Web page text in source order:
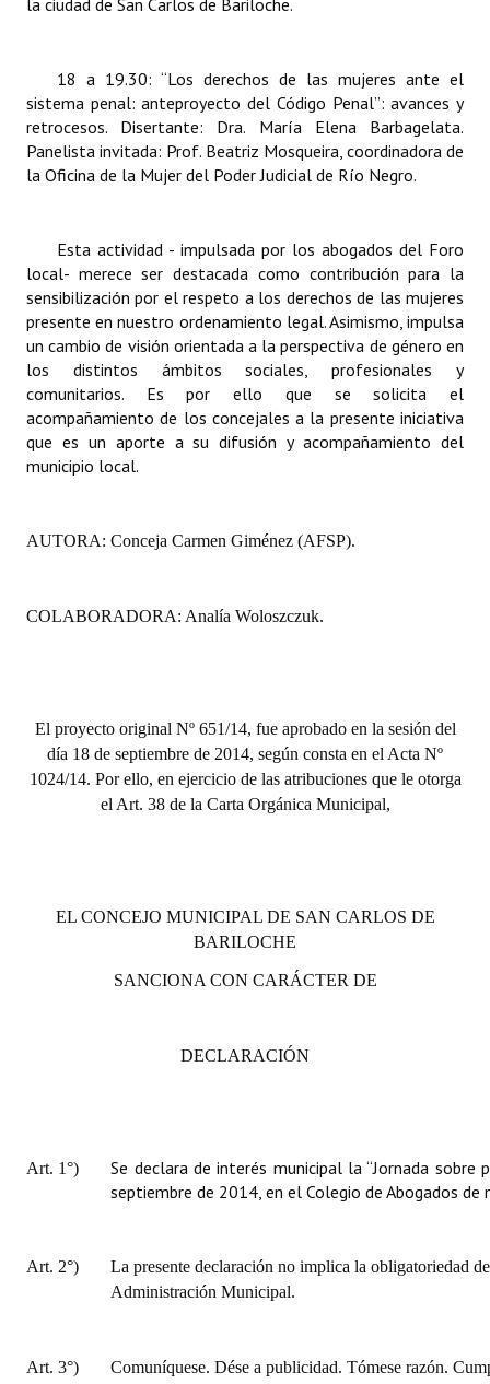
la ciudad de San Carlos de Bariloche.
18 a 19.30: “Los derechos de las mujeres ante el
sistema penal: anteproyecto del Código Penal”: avances y
retrocesos. Disertante: Dra. María Elena Barbagelata.
Panelista invitada: Prof. Beatriz Mosqueira, coordinadora de
la Oficina de la Mujer del Poder Judicial de Río Negro.
Esta actividad - impulsada por los abogados del Foro
local- merece ser destacada como contribución para la
sensibilización por el respeto a los derechos de las mujeres
presente en nuestro ordenamiento legal. Asimismo, impulsa
un cambio de visión orientada a la perspectiva de género en
los distintos ámbitos sociales, profesionales y
comunitarios. Es por ello que se solicita el
acompañamiento de los concejales a la presente iniciativa
que es un aporte a su difusión y acompañamiento del
municipio local.
AUTORA: Conceja Carmen Giménez (AFSP).
COLABORADORA: Analía Woloszczuk.
El proyecto original Nº 651/14, fue aprobado en la sesión del
día 18 de septiembre de 2014, según consta en el Acta Nº
1024/14. Por ello, en ejercicio de las atribuciones que le otorga
el Art. 38 de la Carta Orgánica Municipal,
EL CONCEJO MUNICIPAL DE SAN CARLOS DE
BARILOCHE
SANCIONA CON CARÁCTER DE
DECLARACIÓN
Art. 1°)
Se declara de interés municipal la “Jornada
septiembre de 2014, en el Colegio de Abogados de
Art. 2°)
La presente declaración no implica la obligatoriedad
Administración Municipal.
Art. 3°) Comuníquese. Dése a publicidad. Tómese razón.